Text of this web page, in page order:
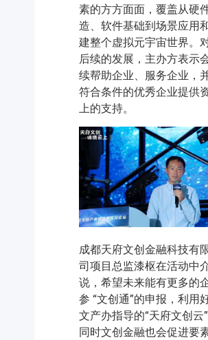
素的方方面面，覆盖从硬
造、软件基础到场景应用
建整个虚拟元宇宙世界。
后续的发展，主办方表示
续帮助企业、服务企业，
符合条件的优秀企业提供
上的支持。
成都天府文创金融科技有
司项目总监漆枢在活动中
说，希望未来能有更多的
参 “文创通”的申报，利用
文产办指导的“天府文创云”
同时文创金融也会促进要